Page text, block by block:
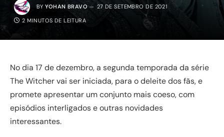
BY YOHAN BRAVO 27 DE SETEMBRO DE 2021
2 MINUTOS DE LEITURA
No dia 17 de dezembro, a segunda temporada da série
The Witcher vai ser iniciada, para o deleite dos fãs, e
promete apresentar um conjunto mais coeso, com
episódios interligados e outras novidades
interessantes.